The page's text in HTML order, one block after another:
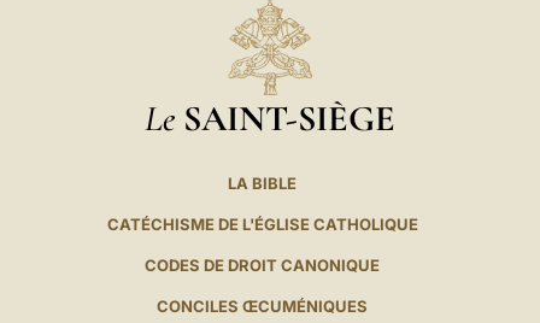
Le SAINT-SIÈGE
LA BIBLE
CATÉCHISME DE L'ÉGLISE CATHOLIQUE
CODES DE DROIT CANONIQUE
CONCILES ŒCUMÉNIQUES